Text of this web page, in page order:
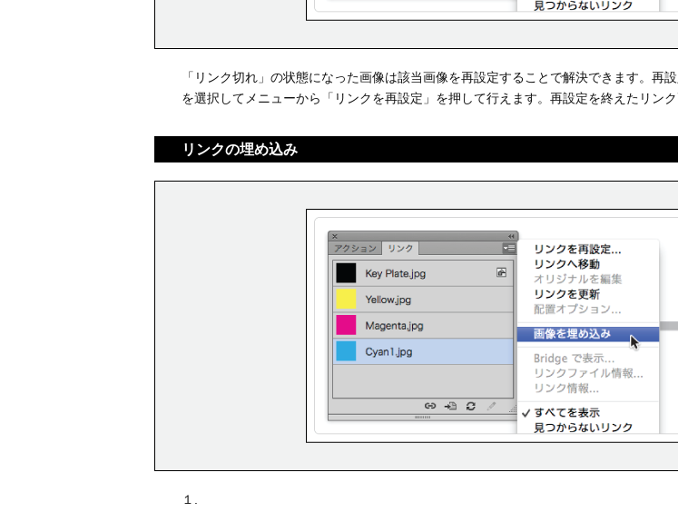
「リンク切れ」の状態になった画像は該当画像を再設定することで解決できます。再
を選択してメニューから「リンクを再設定」を押して行えます。再設定を終えたリン
リンクの埋め込み
１.